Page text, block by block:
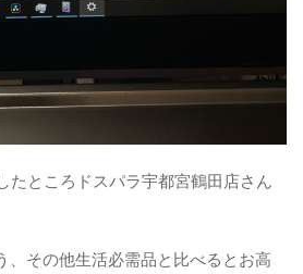
たところドスパラ宇都宮鶴田店さん
、その他生活必需品と比べるとお高